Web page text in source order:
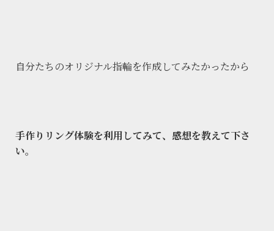
自分たちのオリジナル指輪を作成してみたかったから
手作りリング体験を利用してみて、感想を教えて下さ
い。